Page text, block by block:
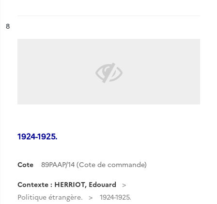
n°
8
1924-1925.
Cote 89PAAP/14 (Cote de commande)
Contexte : HERRIOT, Edouard
Politique étrangère.
1924-1925.